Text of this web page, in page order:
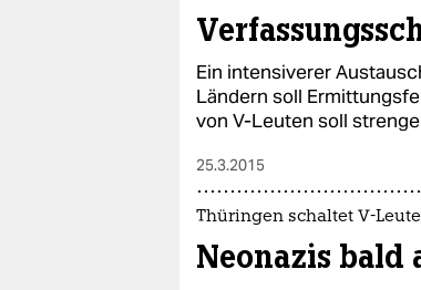
Ein intensiverer
Ländern soll
von V-Leuten soll
25.3.2015
Thüringen schaltet V-
Neonazis bald